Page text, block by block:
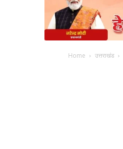
Home उत्तराखंड